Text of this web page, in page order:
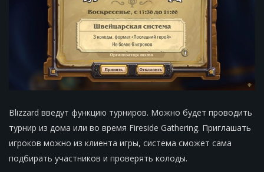
Blizzard введут функцию турниров. Можно будет проводить
турнир из дома или во время Fireside Gathering. Приглашать
игроков можно из клиента игры, система сможет сама
подбирать участников и проверять колоды.